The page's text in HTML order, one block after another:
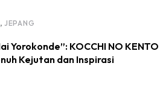
, JEPANG
Yorokonde”: KOCCHI NO KENTO
Kejutan dan Inspirasi